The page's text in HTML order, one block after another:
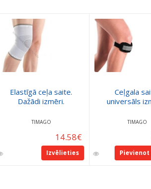
Elastīgā ceļa saite.
Dažādi izmēri.
TIMAGO
14.58€
Izvēlieties
Ceļgala
universāls
TIMAGO
Pievienot